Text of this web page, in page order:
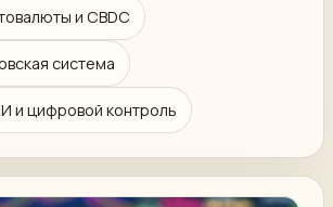
и CBDC
система
и цифровой контроль